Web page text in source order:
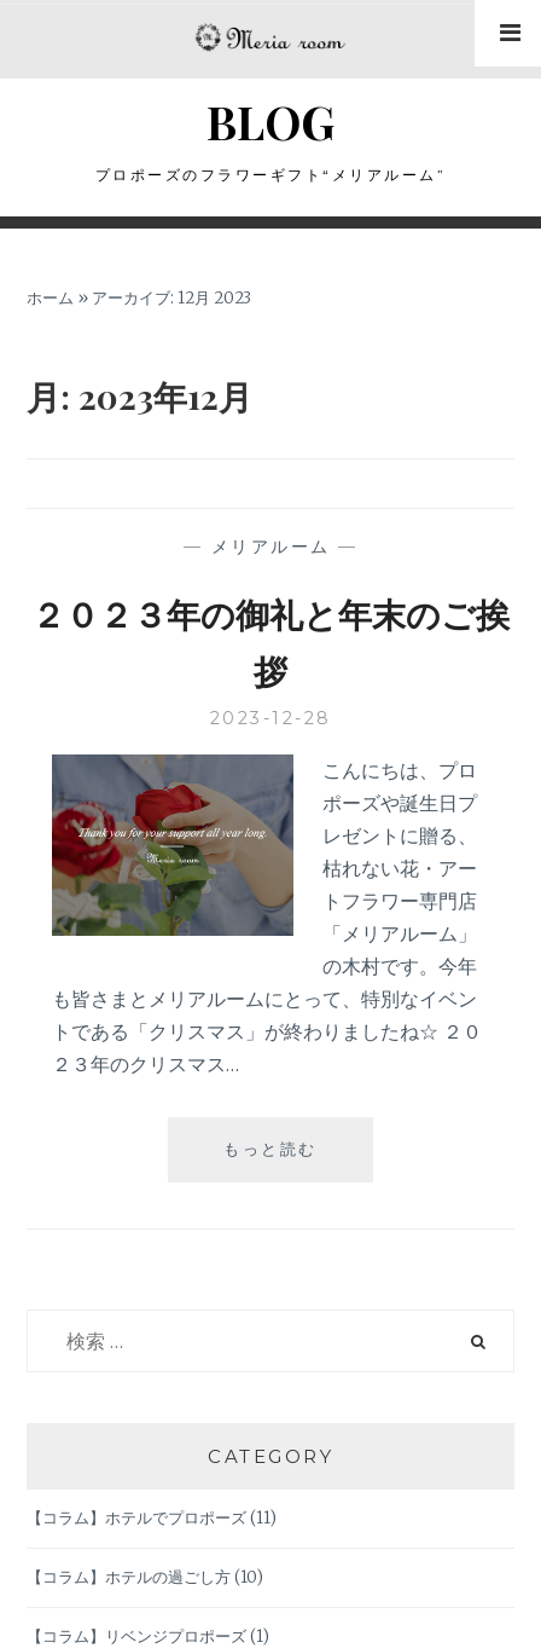
ス
BLOG
プロポーズのフラワーギフト“メリアルーム”
ホーム » アーカイブ: 12月 2023
月: 2023年12月
— メリアルーム —
２０２３年の御礼と年末のご挨
拶
2023-12-28
こんにちは、プロ
ポーズや誕生日プ
レゼントに贈る、
枯れない花・アー
トフラワー専門店
「メリアルーム」
の木村です。今年
も皆さまとメリアルームにとって、特別なイベン
トである「クリスマス」が終わりましたね☆ ２０
２３年のクリスマス…
もっと読む
ご
CATEGORY
【コラム】ホテルでプロポーズ(11)
【コラム】ホテルの過ごし方(10)
【コラム】リベンジプロポーズ(1)